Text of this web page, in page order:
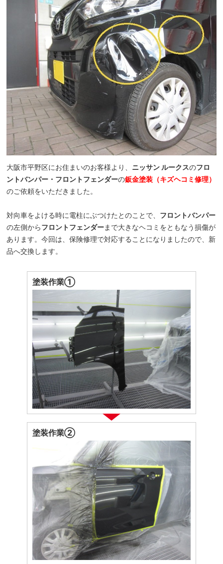
大阪市平野区にお住まいのお客様より、 ニッサン ルークスのフロ
ントバンパー・フロントフェンダーの鈑金塗装（キズヘコミ修理）
のご依頼をいただきました。
対向車をよける時に電柱にぶつけたとのことで、 フロントバンパー
の左側からフロントフェンダーまで大きなヘコミをともなう損傷が
あります。今回は、保険修理で対応することになりましたので、新
品へ交換します。
塗装作業①
塗装作業②